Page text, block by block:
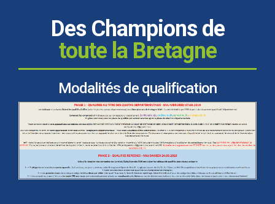
Des Champions de
toute la Bretagne
Modalités de qualification